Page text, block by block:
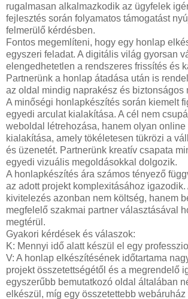
rugalmasan alkalmazkodik az ügyfelek
fejlesztés során folyamatos támogatást
felmerülő kérdésben.
Fontos megemlíteni, hogy egy honlap
egyszeri feladat. A digitális világ gyorsan
elengedhetetlen a rendszeres frissítés és
Partnerünk a honlap átadása után is
az oldal mindig naprakész és biztonságos
A minőségi honlapkészítés során kiemelt
egyedi arculat kialakítása. A cél nem
weboldal létrehozása, hanem olyan online
kialakítása, amely tökéletesen tükrözi a
és üzenetét. Partnerünk kreatív csapata
egyedi vizuális megoldásokkal dolgozik.
A honlapkészítés ára számos tényező
az adott projekt komplexitásához
kivitelezés azonban nem költség, hanem
megfelelő szakmai partner választásával
megtérül.
Gyakori kérdések és válaszok:
K: Mennyi idő alatt készül el egy
V: A honlap elkészítésének időtartama
projekt összetettségétől és a megrendelő
egyszerűbb bemutatkozó oldal általában
elkészül, míg egy összetettebb